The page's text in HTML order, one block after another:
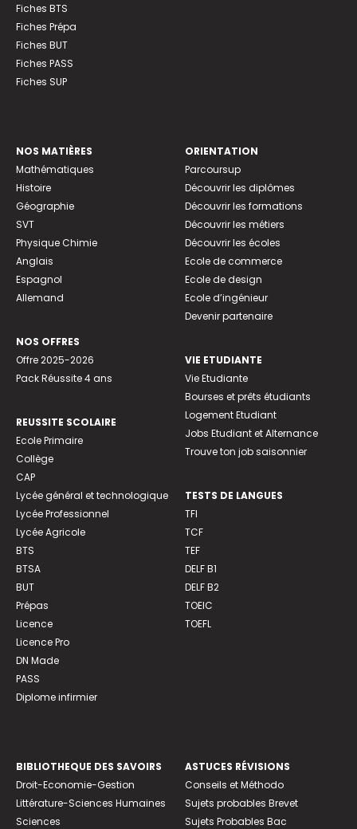
Fiches BTS
Fiches Prépa
Fiches BUT
Fiches PASS
Fiches SUP
NOS MATIÈRES
Mathématiques
Histoire
Géographie
SVT
Physique Chimie
Anglais
Espagnol
Allemand
NOS OFFRES
Offre 2025-2026
Pack Réussite 4 ans
REUSSITE SCOLAIRE
Ecole Primaire
Collège
CAP
Lycée général et technologique
Lycée Professionnel
Lycée Agricole
BTS
BTSA
BUT
Prépas
Licence
Licence Pro
DN Made
PASS
Diplome infirmier
ORIENTATION
Parcoursup
Découvrir les diplômes
Découvrir les formations
Découvrir les métiers
Découvrir les écoles
Ecole de commerce
Ecole de design
Ecole d’ingénieur
Devenir partenaire
VIE ETUDIANTE
Vie Etudiante
Bourses et prêts étudiants
Logement Etudiant
Jobs Etudiant et Alternance
Trouve ton job saisonnier
TESTS DE LANGUES
TFI
TCF
TEF
DELF B1
DELF B2
TOEIC
TOEFL
BIBLIOTHEQUE DES SAVOIRS
Droit-Economie-Gestion
Littérature-Sciences Humaines
Sciences
ASTUCES RÉVISIONS
Conseils et Méthodo
Sujets probables Brevet
Sujets Probables Bac